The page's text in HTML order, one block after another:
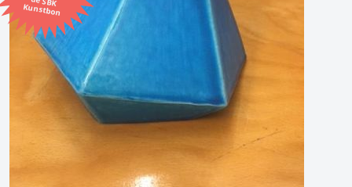
Kunstbon